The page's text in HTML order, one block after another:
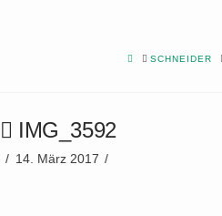
HOMESCHNEIDER
IMG_3592
14. März 2017